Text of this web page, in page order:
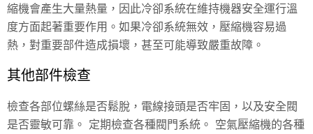
縮機會產生大量熱量，因此冷卻系統在維持機器安全運行溫
度方面起著重要作用。如果冷卻系統無效，壓縮機容易過
熱，對重要部件造成損壞，甚至可能導致嚴重故障。
其他部件檢查
檢查各部位螺絲是否鬆脫，電線接頭是否牢固，以及安全閥
是否靈敏可靠。 定期檢查各種閥門系統。 空氣壓縮機的各種